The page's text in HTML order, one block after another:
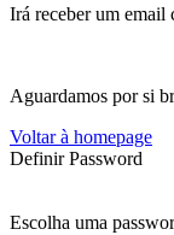
Irá receber um email
Aguardamos por si
Voltar à homepage
Definir Password
Escolha uma